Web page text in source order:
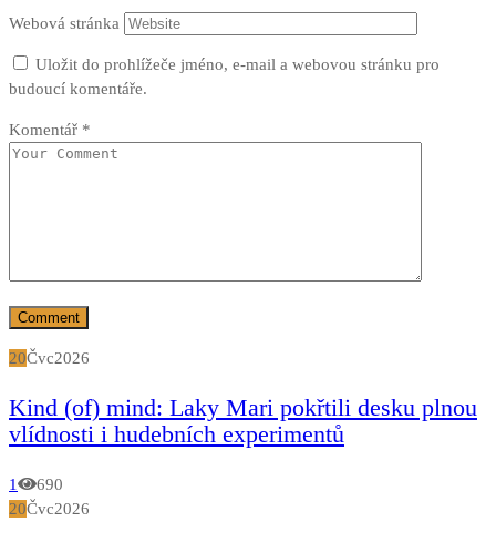
Webová stránka
Uložit do prohlížeče jméno, e-mail a webovou stránku pro
budoucí komentáře.
Komentář *
20Čvc2026
Kind (of) mind: Laky Mari pokřtili desku plnou
vlídnosti i hudebních experimentů
1
690
20Čvc2026